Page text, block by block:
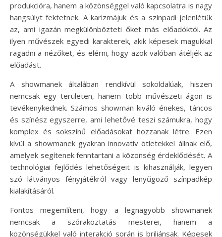
produkcióra, hanem a közönséggel való kapcsolatra is nagy
hangsúlyt fektetnek. A karizmájuk és a színpadi jelenlétük
az, ami igazán megkülönbözteti őket más előadóktól. Az
ilyen művészek egyedi karakterek, akik képesek magukkal
ragadni a nézőket, és elérni, hogy azok valóban átéljék az
előadást.
A showmanek általában rendkívül sokoldalúak, hiszen
nemcsak egy területen, hanem több művészeti ágon is
tevékenykednek. Számos showman kiváló énekes, táncos
és színész egyszerre, ami lehetővé teszi számukra, hogy
komplex és sokszínű előadásokat hozzanak létre. Ezen
kívül a showmanek gyakran innovatív ötletekkel állnak elő,
amelyek segítenek fenntartani a közönség érdeklődését. A
technológiai fejlődés lehetőségeit is kihasználják, legyen
szó látványos fényjátékról vagy lenyűgöző színpadkép
kialakításáról.
Fontos megemlíteni, hogy a legnagyobb showmanek
nemcsak a szórakoztatás mesterei, hanem a
közönségükkel való interakció során is briliánsak. Képesek